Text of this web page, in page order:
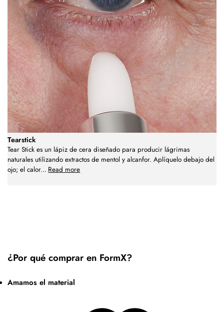
Tearstick
Tear Stick es un lápiz de cera diseñado para producir lágrimas
naturales utilizando extractos de mentol y alcanfor. Aplíquelo debajo del
ojo; el calor... Read more
¿Por qué comprar en FormX?
Amamos el material